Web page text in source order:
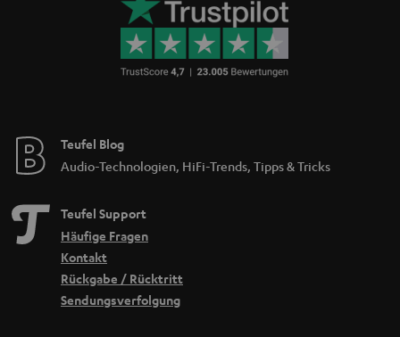
Teufel Blog
Audio-Technologien, HiFi-Trends, Tipps & Tricks
Teufel Support
Häufige Fragen
Kontakt
Rückgabe / Rücktritt
Sendungsverfolgung